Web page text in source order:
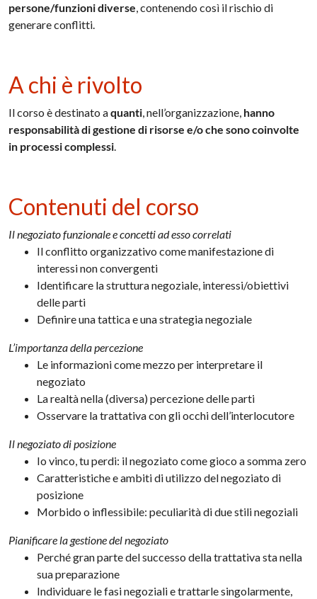
persone/funzioni diverse, contenendo così il rischio di
generare conflitti.
A chi è rivolto
Il corso è destinato aquanti, nell’organizzazione, hanno
responsabilità di gestione di risorse e/o che sono coinvolte
in processi complessi.
Contenuti del corso
Il negoziato funzionale e concetti ad esso correlati
Il conflitto organizzativo come manifestazione di
interessi non convergenti
Identificare la struttura negoziale, interessi/obiettivi
delle parti
Definire una tattica e una strategia negoziale
L’importanza della percezione
Le informazioni come mezzo per interpretare il
negoziato
La realtà nella (diversa) percezione delle parti
Osservare la trattativa con gli occhi dell’interlocutore
Il negoziato di posizione
Io vinco, tu perdi: il negoziato come gioco a somma zero
Caratteristiche e ambiti di utilizzo del negoziato di
posizione
Morbido o inflessibile: peculiarità di due stili negoziali
Pianificare la gestione del negoziato
Perché gran parte del successo della trattativa sta nella
sua preparazione
Individuare le fasi negoziali e trattarle singolarmente,